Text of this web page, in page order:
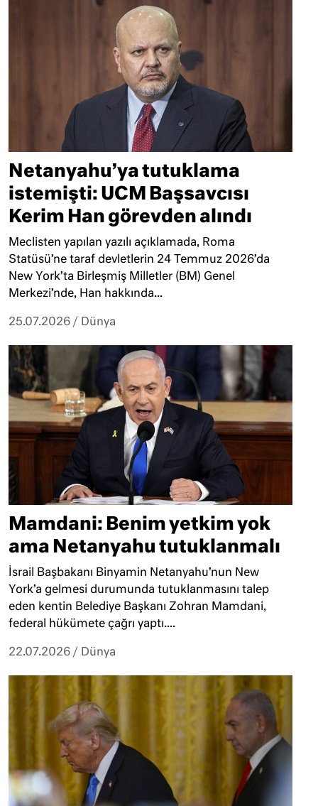
Netanyahu’ya tutuklama
istemişti: UCM Başsavcısı
Kerim Han görevden alındı
Meclisten yapılan yazılı açıklamada, Roma
Statüsü’ne taraf devletlerin 24 Temmuz 2026’da
New York’ta Birleşmiş Milletler (BM) Genel
Merkezi’nde, Han hakkında...
25.07.2026 / Dünya
Mamdani: Benim yetkim yok
ama Netanyahu tutuklanmalı
İsrail Başbakanı Binyamin Netanyahu’nun New
York’a gelmesi durumunda tutuklanmasını talep
eden kentin Belediye Başkanı Zohran Mamdani,
federal hükümete çağrı yaptı....
22.07.2026 / Dünya